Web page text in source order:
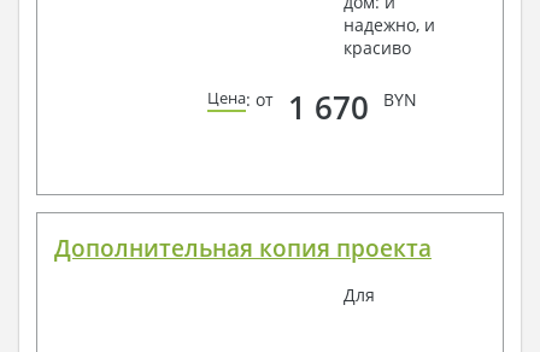
надежно, и
красиво
Цена: от 1 670 BYN
Дополнительная копия проекта
Для